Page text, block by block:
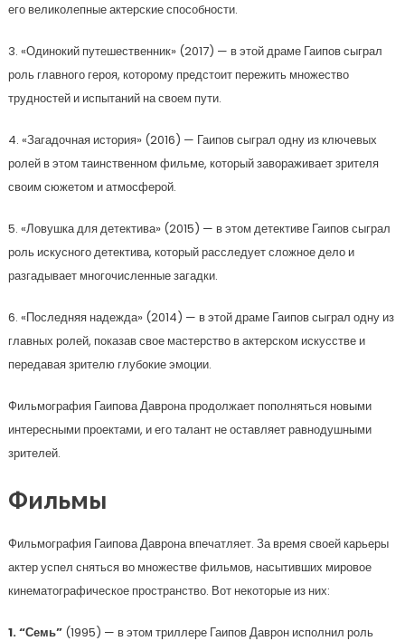
его великолепные актерские способности.
3. «Одинокий путешественник» (2017) — в этой драме Гаипов сыграл
роль главного героя, которому предстоит пережить множество
трудностей и испытаний на своем пути.
4. «Загадочная история» (2016) — Гаипов сыграл одну из ключевых
ролей в этом таинственном фильме, который завораживает зрителя
своим сюжетом и атмосферой.
5. «Ловушка для детектива» (2015) — в этом детективе Гаипов сыграл
роль искусного детектива, который расследует сложное дело и
разгадывает многочисленные загадки.
6. «Последняя надежда» (2014) — в этой драме Гаипов сыграл одну из
главных ролей, показав свое мастерство в актерском искусстве и
передавая зрителю глубокие эмоции.
Фильмография Гаипова Даврона продолжает пополняться новыми
интересными проектами, и его талант не оставляет равнодушными
зрителей.
Фильмы
Фильмография Гаипова Даврона впечатляет. За время своей карьеры
актер успел сняться во множестве фильмов, насытивших мировое
кинематографическое пространство. Вот некоторые из них:
1. “Семь”(1995) — в этом триллере Гаипов Даврон исполнил роль